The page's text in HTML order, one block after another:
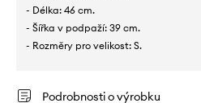
- Délka: 46 cm.
- Šířka v podpaží: 39 cm.
- Rozměry pro velikost: S.
Podrobnosti o výrobku